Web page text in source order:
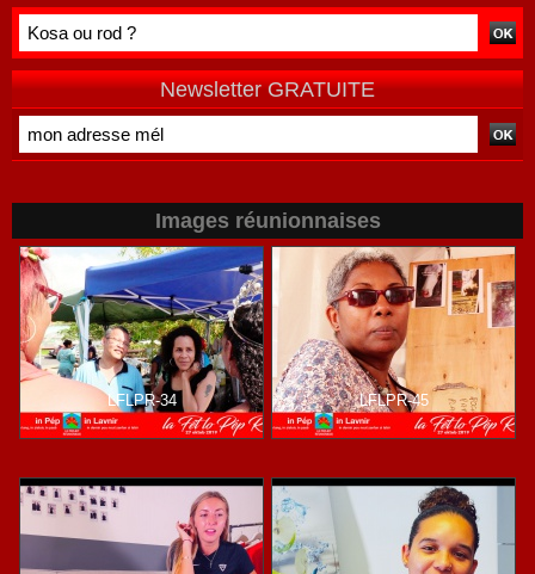
habitants après
de terrain
vécue par
Newsletter GRATUITE
Images réunionnaises
LFLPR-34 LFLPR-45